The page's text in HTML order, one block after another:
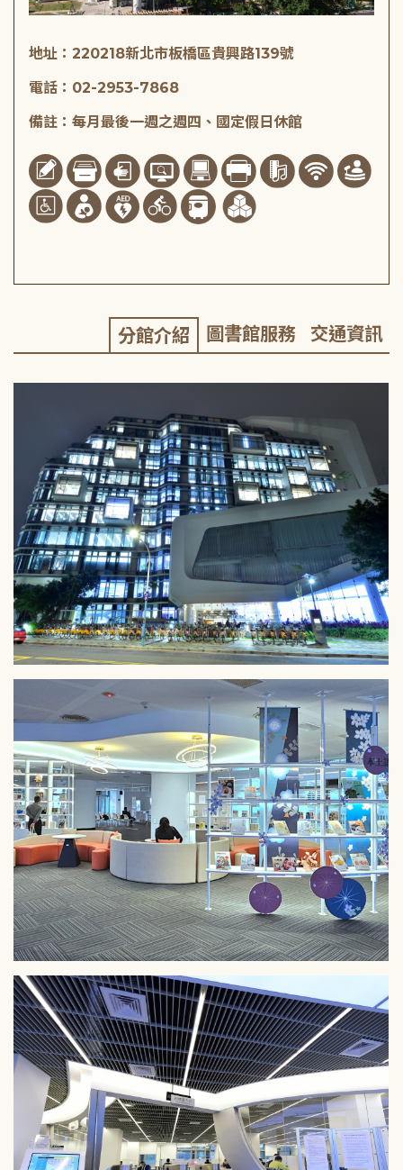
地址：220218新北市板橋區貴興路139號
電話：02-2953-7868
備註：每月最後一週之週四、國定假日休館
分館介紹 圖書館服務 交通資訊